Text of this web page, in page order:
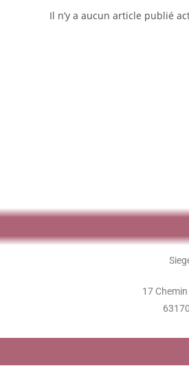
Il n’y a aucun article publié
17